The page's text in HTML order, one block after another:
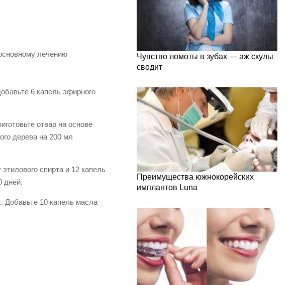
лечению
6 капель эфирного
отвар на основе
дерева на 200 мл
спирта и 12 капель
дней.
Добавьте 10 капель масла
Чувство ломоты в зубах — аж скулы
сводит
Преимущества южнокорейских
имплантов Luna